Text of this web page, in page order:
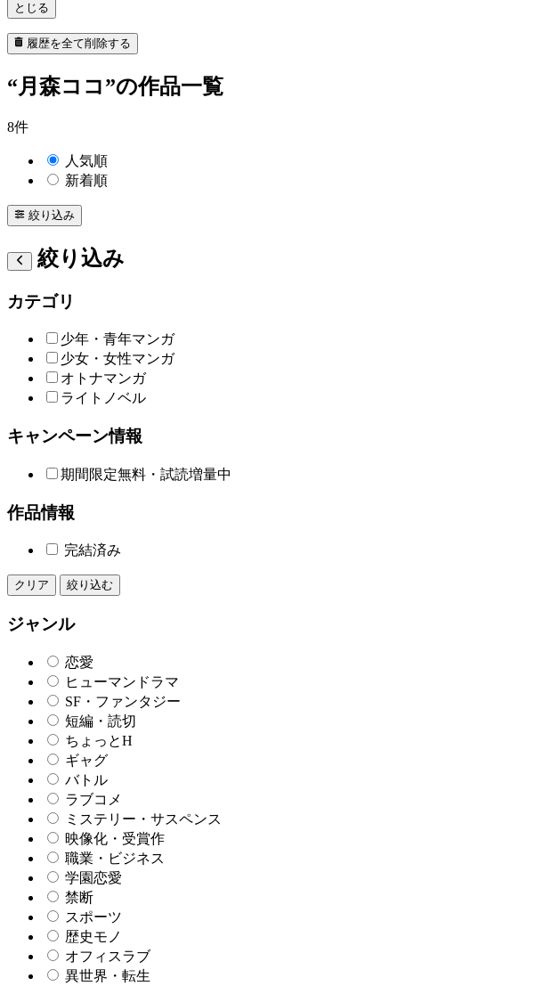
とじる
履歴を全て削除する
“月森ココ”の作品一覧
8件
人気順
新着順
絞り込み
絞り込み
カテゴリ
少年・青年マンガ
少女・女性マンガ
オトナマンガ
ライトノベル
キャンペーン情報
期間限定無料・試読増量中
作品情報
完結済み
クリア 絞り込む
ジャンル
恋愛
ヒューマンドラマ
SF・ファンタジー
短編・読切
ちょっとH
ギャグ
バトル
ラブコメ
ミステリー・サスペンス
映像化・受賞作
職業・ビジネス
学園恋愛
禁断
スポーツ
歴史モノ
オフィスラブ
異世界・転生